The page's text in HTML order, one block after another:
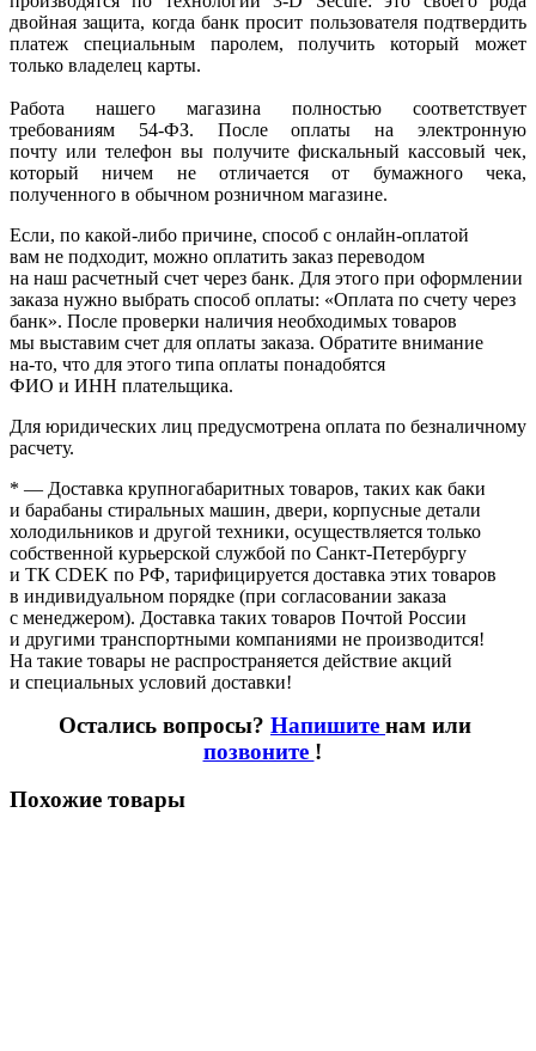
двойная защита, когда банк просит пользователя подтвердить
платеж специальным паролем, получить который может
только владелец карты.
Работа нашего магазина полностью соответствует
требованиям 54-ФЗ. После оплаты на электронную
почту или телефон вы получите фискальный кассовый чек,
который ничем не отличается от бумажного чека,
полученного в обычном розничном магазине.
Если, по какой-либо причине, способ с онлайн-оплатой
вам не подходит, можно оплатить заказ переводом
на наш расчетный счет через банк. Для этого при оформлении
заказа нужно выбрать способ оплаты: «Оплата по счету через
банк». После проверки наличия необходимых товаров
мы выставим счет для оплаты заказа. Обратите внимание
на-то, что для этого типа оплаты понадобятся
ФИО и ИНН плательщика.
Для юридических лиц предусмотрена оплата по безналичному
расчету.
* — Доставка крупногабаритных товаров, таких как баки
и барабаны стиральных машин, двери, корпусные детали
холодильников и другой техники, осуществляется только
собственной курьерской службой по Санкт-Петербургу
и ТК CDEK по РФ, тарифицируется доставка этих товаров
в индивидуальном порядке (при согласовании заказа
с менеджером). Доставка таких товаров Почтой России
и другими транспортными компаниями не производится!
На такие товары не распространяется действие акций
и специальных условий доставки!
Остались вопросы? Напишите нам или
позвоните !
Похожие товары